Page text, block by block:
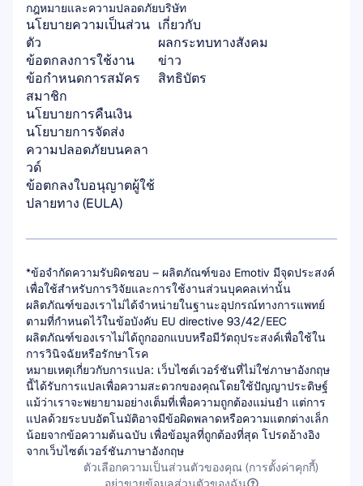
บริษัท
เกี่ยวกับ
ผลกระทบทางสังคม
ข่าว
สิทธิบัตร
กฎหมายและความปลอดภัย
นโยบายความเป็นส่วน
ตัว
ข้อตกลงการใช้งาน
ข้อกำหนดการสมัคร
สมาชิก
นโยบายการคืนเงิน
นโยบายการจัดส่ง
ความปลอดภัยบนคลา
วด์
ข้อตกลงใบอนุญาตผู้ใช้
ปลายทาง (EULA)
*ข้อจำกัดความรับผิดชอบ – ผลิตภัณฑ์ของ Emotiv มีจุดประสงค์
เพื่อใช้สำหรับการวิจัยและการใช้งานส่วนบุคคลเท่านั้น
ผลิตภัณฑ์ของเราไม่ได้จำหน่ายในฐานะอุปกรณ์ทางการแพทย์
ตามที่กำหนดไว้ในข้อบังคับ EU directive 93/42/EEC
ผลิตภัณฑ์ของเราไม่ได้ถูกออกแบบหรือมีวัตถุประสงค์เพื่อใช้ใน
การวินิจฉัยหรือรักษาโรค
หมายเหตุเกี่ยวกับการแปล: เว็บไซต์เวอร์ชันที่ไม่ใช่ภาษาอังกฤษ
นี้ได้รับการแปลเพื่อความสะดวกของคุณโดยใช้ปัญญาประดิษฐ์
แม้ว่าเราจะพยายามอย่างเต็มที่เพื่อความถูกต้องแม่นยำ แต่การ
แปลด้วยระบบอัตโนมัติอาจมีข้อผิดพลาดหรือความแตกต่างเล็ก
น้อยจากข้อความต้นฉบับ เพื่อข้อมูลที่ถูกต้องที่สุด โปรดอ้างอิง
จากเว็บไซต์เวอร์ชันภาษาอังกฤษ
ตัวเลือกความเป็นส่วนตัวของคุณ (การตั้งค่าคุกกี้)